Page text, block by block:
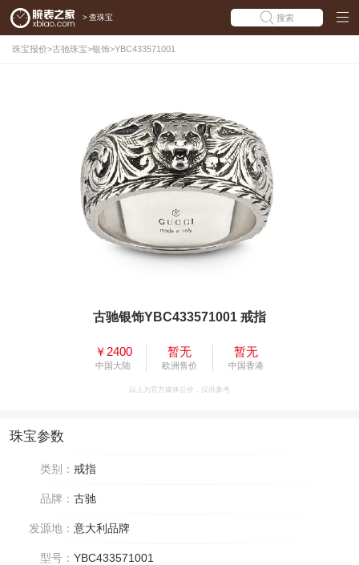
> 查珠宝 搜索
珠宝报价>古驰珠宝>银饰>YBC433571001
古驰银饰YBC433571001 戒指
￥2400
中国大陆
暂无
欧洲售价
暂无
中国香港
以上为官方媒体公价，仅供参考
珠宝参数
类别： 戒指
品牌： 古驰
发源地： 意大利品牌
型号： YBC433571001